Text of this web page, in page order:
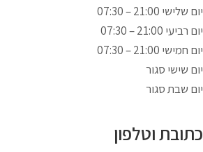
07:30 – 21:00 יום שלישי
07:30 – 21:00 יום רביעי
07:30 – 21:00 יום חמישי
יום שישי סגור
יום שבת סגור
כתובת וטלפון